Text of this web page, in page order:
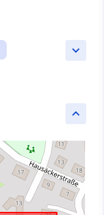
keyboard_arrow_down
keyboard_arrow_up